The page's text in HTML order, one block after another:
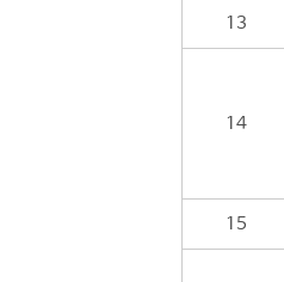
13
14
15